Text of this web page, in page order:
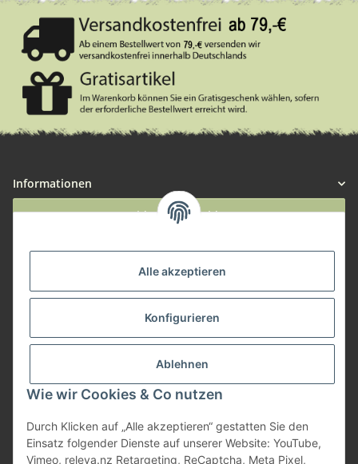
Alle akzeptieren
Konfigurieren
Ablehnen
Wie wir Cookies & Co nutzen
Durch Klicken auf „Alle akzeptieren“ gestatten Sie den
Einsatz folgender Dienste auf unserer Website: YouTube,
Vimeo, releva.nz Retargeting, ReCaptcha, Meta Pixel,
Informationen
Widerruf anmelden
Herstellerinformationen